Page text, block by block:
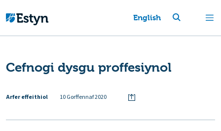
English
Cefnogi dysgu proffesiynol
Arfer effeithiol 10 Gorffennaf 2020